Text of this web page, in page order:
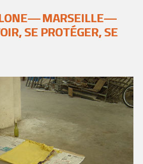
MARSEILLE—
SE PROTÉGER, SE